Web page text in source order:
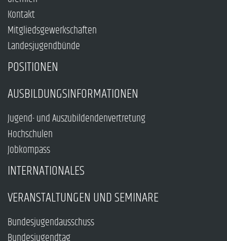
Kontakt
Mitgliedsgewerkschaften
Landesjugendbünde
POSITIONEN
AUSBILDUNGSINFORMATIONEN
Jugend- und Auszubildendenvertretung
Hochschulen
Jobkompass
INTERNATIONALES
VERANSTALTUNGEN UND SEMINARE
Bundesjugendausschuss